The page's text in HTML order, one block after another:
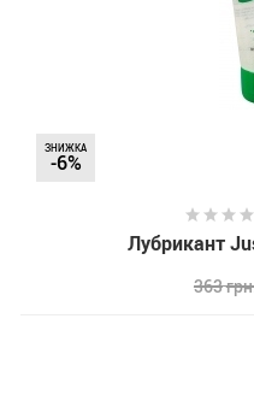
ЗНИЖКА
-6%
Лубрикант
363